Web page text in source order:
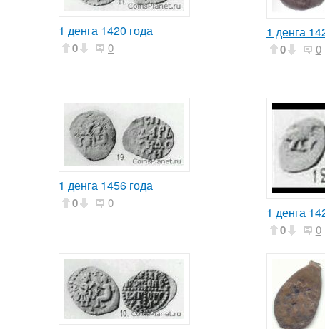
1 денга 1420 года
0 0
1 денга
0 0
1 денга 1456 года
0 0
1 денга
0 0